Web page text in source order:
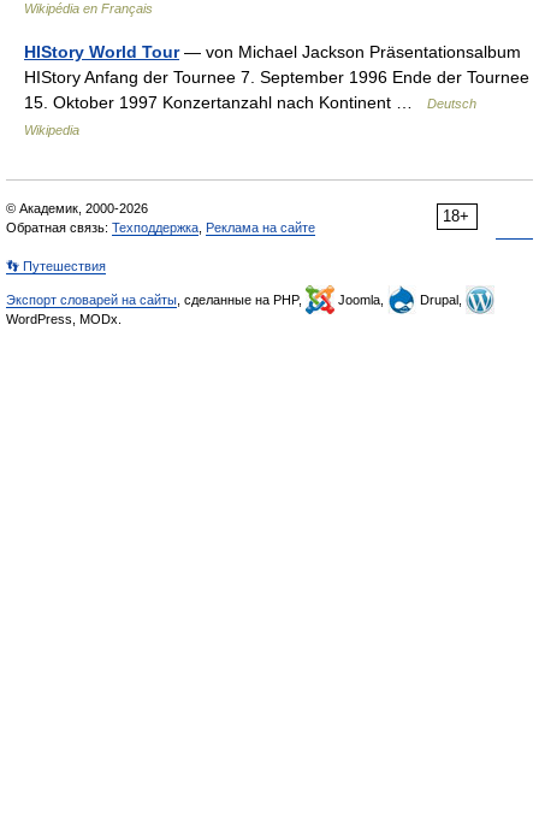
Wikipédia en Français
HIStory World Tour— von Michael Jackson Präsentationsalbum
HIStory Anfang der Tournee 7. September 1996 Ende der Tournee
15. Oktober 1997 Konzertanzahl nach Kontinent …
Deutsch
Wikipedia
18+
© Академик, 2000-2026
Обратная связь: Техподдержка Реклама на сайте
👣 Путешествия
Экспорт словарей на сайты , сделанные на PHP, Joomla,
Drupal,
WordPress, MODx.